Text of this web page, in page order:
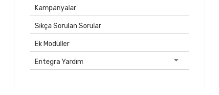
Kampanyalar
Sıkça Sorulan Sorular
Ek Modüller
Entegra Yardım